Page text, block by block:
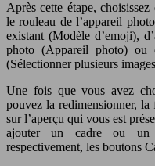
Après cette étape,
le rouleau de l’appareil
existant (Modèle d’emoji),
photo (Appareil photo) ou
(Sélectionner plusieurs
Une fois que vous avez
pouvez la redimensionner,
sur l’aperçu qui vous est
ajouter un cadre ou un
respectivement, les boutons